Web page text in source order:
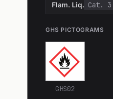
Flam. Liq. Cat. 3
GHS PICTOGRAMS
GHS02